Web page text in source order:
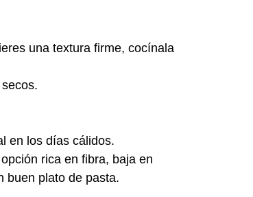
una textura firme, cocínala
en los días cálidos.
rica en fibra, baja en
buen plato de pasta.